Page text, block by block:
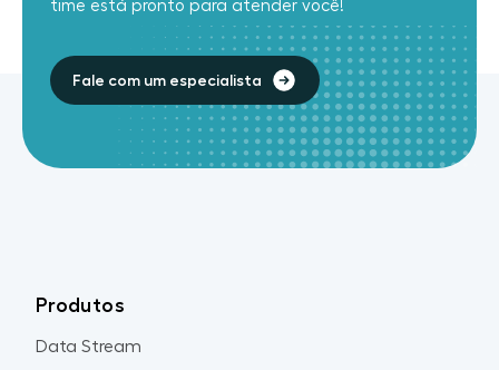
time está pronto para atender você!
Fale com um especialista
Produtos
Data Stream